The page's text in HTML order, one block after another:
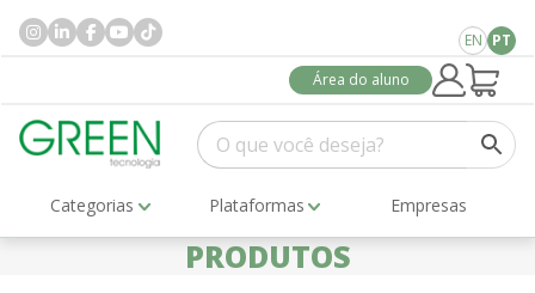
EN PT
Área do aluno
Categorias Plataformas Empresas
PRODUTOS